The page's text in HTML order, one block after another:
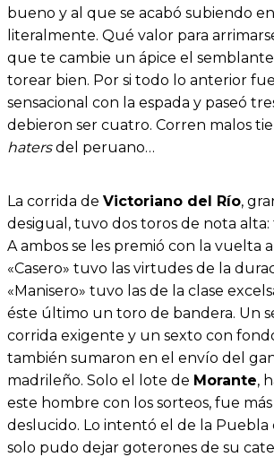
bueno y al que se acabó subiendo
literalmente. Qué valor para
que te cambie un ápice el
torear bien. Por si todo lo anterior
sensacional con la espada y paseó
debieron ser cuatro. Corren malos
hatersdel peruano…
La corrida de Victoriano del Río,
desigual, tuvo dos toros de nota
A ambos se les premió con la vuelta
«Casero» tuvo las virtudes de la
«Manisero» tuvo las de la clase
éste último un toro de bandera. Un
corrida exigente y un sexto con
también sumaron en el envío del
madrileño. Solo el lote de Morante,
este hombre con los sorteos, fue
deslucido. Lo intentó el de la Puebla
solo pudo dejar goterones de su